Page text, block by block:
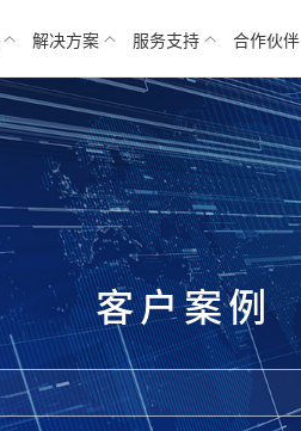
解决方案 服务支持 合作伙伴
客户案例